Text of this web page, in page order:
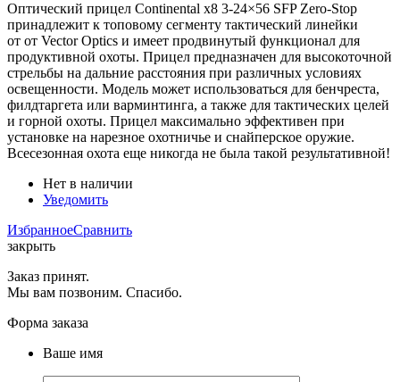
Оптический прицел Continental x8 3-24×56 SFP Zero-Stop
принадлежит к топовому сегменту тактический линейки
от от Vector Optics и имеет продвинутый функционал для
продуктивной охоты. Прицел предназначен для высокоточной
стрельбы на дальние расстояния при различных условиях
освещенности. Модель может использоваться для бенчреста,
филдтаргета или варминтинга, а также для тактических целей
и горной охоты. Прицел максимально эффективен при
установке на нарезное охотничье и снайперское оружие.
Всесезонная охота еще никогда не была такой результативной!
Нет в наличии
Уведомить
ИзбранноеСравнить
закрыть
Заказ принят.
Мы вам позвоним. Спасибо.
Форма заказа
Ваше имя